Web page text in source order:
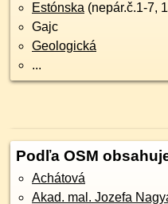
Estónska (nepár.č.1-7,
Gajc
Geologická
...
Podľa OSM
Achátová
Akad. mal. Jozefa